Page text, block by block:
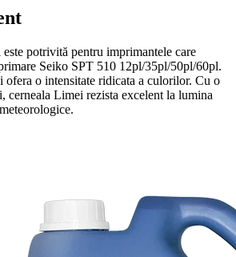
potrivită pentru imprimantele care
Seiko SPT 510 12pl/35pl/50pl/60pl.
ofera o intensitate ridicata a culorilor. Cu o
cerneala Limei rezista excelent la lumina